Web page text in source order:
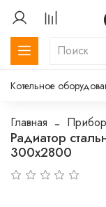
Котельное
Главная
Радиатор
300х2800